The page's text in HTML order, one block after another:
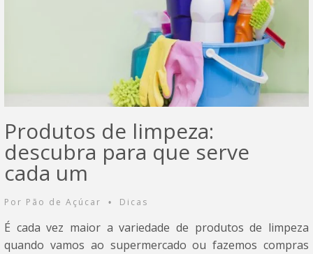
Produtos de limpeza:
descubra para que serve
cada um
Por Pão de Açúcar • Dicas
É cada vez maior a variedade de produtos de limpeza
quando vamos ao supermercado ou fazemos compras